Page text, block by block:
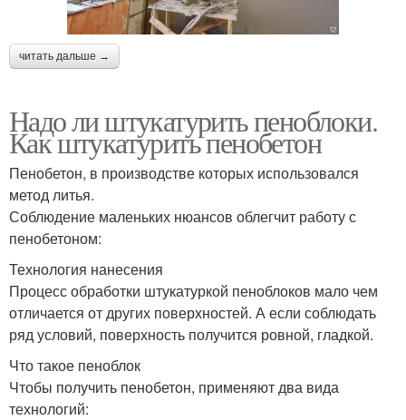
читать дальше →
Надо ли штукатурить пеноблоки.
Как штукатурить пенобетон
Пенобетон, в производстве которых использовался
метод литья.
Соблюдение маленьких нюансов облегчит работу с
пенобетоном:
Технология нанесения
Процесс обработки штукатуркой пеноблоков мало чем
отличается от других поверхностей. А если соблюдать
ряд условий, поверхность получится ровной, гладкой.
Что такое пеноблок
Чтобы получить пенобетон, применяют два вида
технологий: